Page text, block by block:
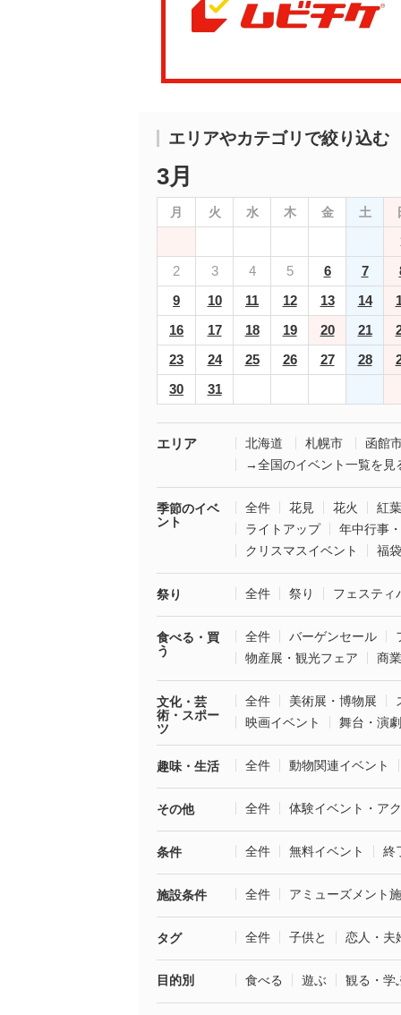
エリアやカテゴリで絞り込む
3月
月 火 水 木 金 土
2
3 4 5 6 7
9
10 11 12 13 14
16
17 18 19 20 21
23
24 25 26 27 28
30
31
エリア 北海道 札幌市
函館
→全国のイベント一覧を見
季節のイベ
ント
全件 花見 花火
紅葉
ライトアップ
年中行事
クリスマスイベント
福
祭り 全件 祭り フェスティ
食べる・買
う
全件 バーゲンセール
物産展・観光フェア
商
文化・芸
術・スポー
ツ
全件 美術展・博物展
映画イベント
舞台・演劇
趣味・生活 全件 動物関連イベント
その他 全件 体験イベント・ア
条件 全件 無料イベント 終
施設条件 全件 アミューズメント
タグ 全件 子供と 恋人・夫
目的別 食べる 遊ぶ 観る・学